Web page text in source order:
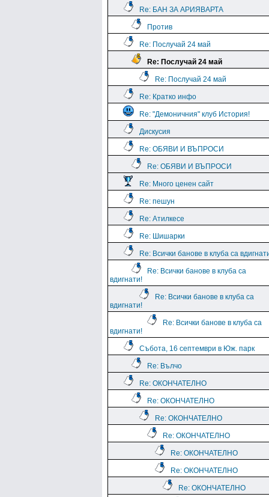
Re: БАН ЗА АРИЯВАРТА
Против
Re: Послучай 24 май
Re: Послучай 24 май
Re: Послучай 24 май
Re: Кратко инфо
Re: "Демоничния" клуб История!
Дискусия
Re: ОБЯВИ И ВЪПРОСИ
Re: ОБЯВИ И ВЪПРОСИ
Re: Много ценен сайт
Re: пешун
Re: Атилкесе
Re: Шишарки
Re: Всички банове в клуба са
Re: Всички банове в клуба са
вдигнати!
Re: Всички банове в клуба са
вдигнати!
Re: Всички банове в клуба са
вдигнати!
Събота, 16 септември в Юж. парк
Re: Вълчо
Re: ОКОНЧАТЕЛНО
Re: ОКОНЧАТЕЛНО
Re: ОКОНЧАТЕЛНО
Re: ОКОНЧАТЕЛНО
Re: ОКОНЧАТЕЛНО
Re: ОКОНЧАТЕЛНО
Re: ОКОНЧАТЕЛНО